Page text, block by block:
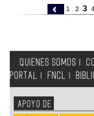
1 2 3
QUIENES SOMOS
PORTAL
FNCL
APOYO DE